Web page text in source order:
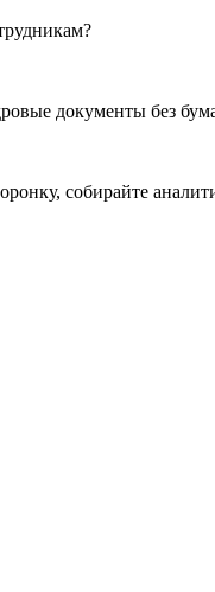
документы без
собирайте